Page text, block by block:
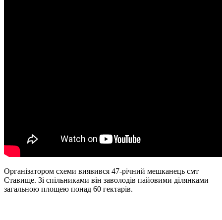
Організатором схеми виявився 47-річний мешканець смт
Ставище. Зі спільниками він заволодів пайовими ділянками
загальною площею понад 60 гектарів.